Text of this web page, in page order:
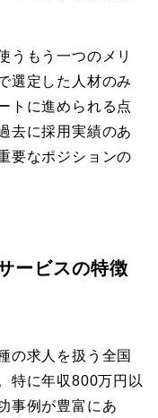
うもう一つのメリ
選定した人材のみ
トに進められる点
去に採用実績のあ
要なポジションの
ービスの特徴
の求人を扱う全国
特に年収800万円以
事例が豊富にあ